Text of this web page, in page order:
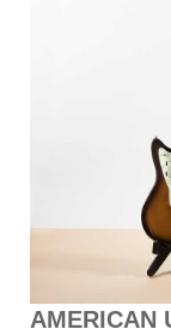
AMERICAN